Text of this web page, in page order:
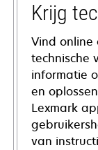
Krijg
Vind
technische
informatie
en
Lexmark
van